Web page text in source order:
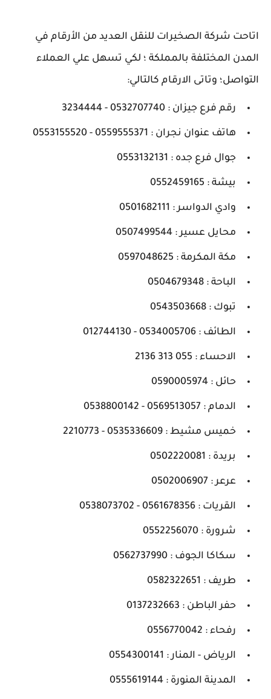
اتاحت شركة الصخيرات للنقل العديد من الأرقام في
المدن المختلفة بالمملكة ؛ لكي تسهل علي العملاء
التواصل؛ وتاتى الارقام كالتالي:
رقم فرع جيزان : 0532707740 - 3234444
هاتف عنوان نجران : 0559555371 - 0553155520
جوال فرع جده : 0553132131
بيشة : 0552459165
وادي الدواسر : 0501682111
محايل عسير : 0507499544
مكة المكرمة : 0597048625
الباحة : 0504679348
تبوك : 0543503668
الطائف : 0534005706 - 012744130
الاحساء : 055 313 2136
حائل : 0590005974
الدمام : 0569513057 - 0538800142
خميس مشيط : 0535336609 - 2210773
بريدة : 0502220081
عرعر : 0502006907
القريات : 0561678356 - 0538073702
شرورة : 0552256070
سكاكا الجوف : 0562737990
طريف : 0582322651
حفر الباطن : 0137232663
رفحاء : 0556770042
الرياض - المنار : 0554300141
المدينة المنورة : 0555619144